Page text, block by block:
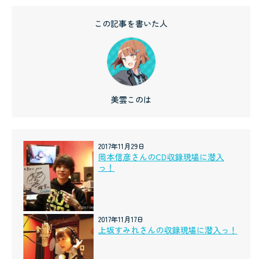
この記事を書いた人
美雲このは
2017年11月29日
岡本信彦さんのCD収録現場に潜入
っ！
2017年11月17日
上坂すみれさんの収録現場に潜入っ！